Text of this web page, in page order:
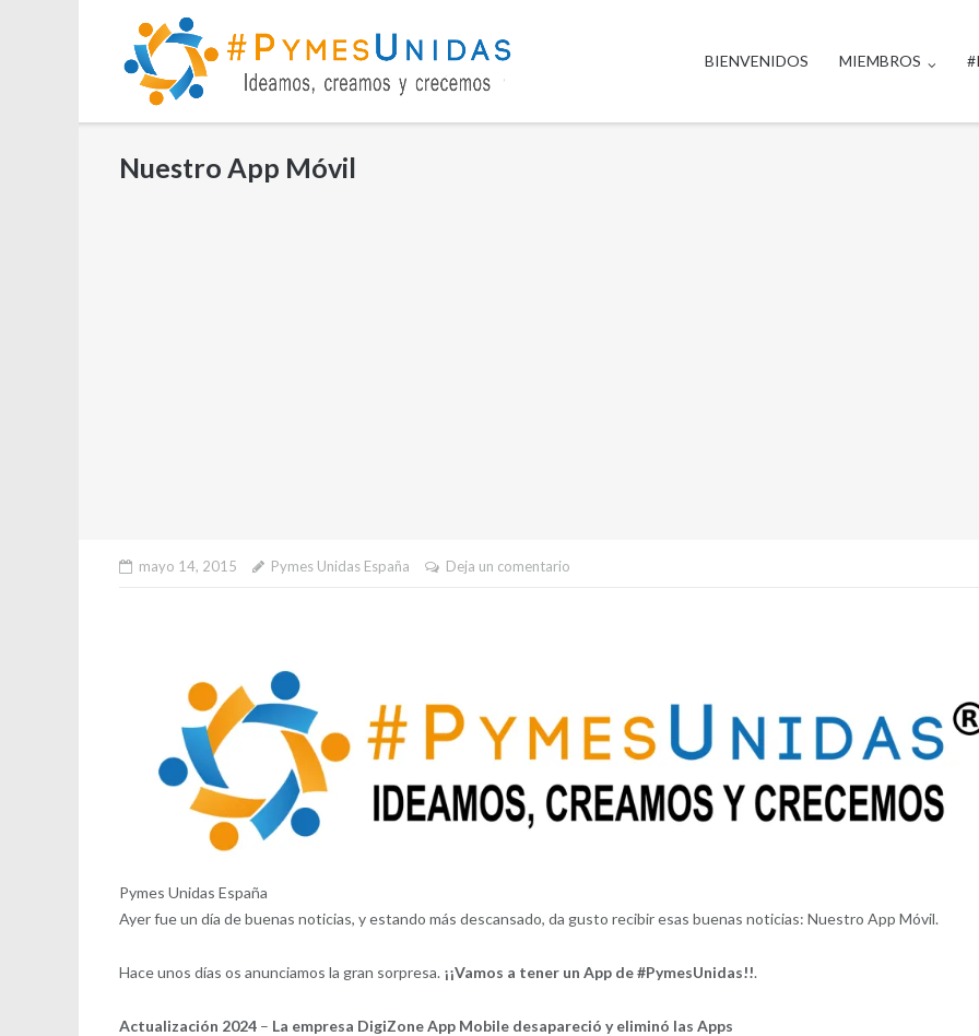
contenido
BIENVENIDOS MIEMBROS
Nuestro App Móvil
mayo 14, 2015 Pymes Unidas España Deja un comentario
Pymes Unidas España
Ayer fue un día de buenas noticias, y estando más descansado, da gusto recibir esas buenas noticias: Nuestro App Móvil.
Hace unos días os anunciamos la gran sorpresa. ¡¡Vamos a tener un App de #PymesUnidas!!.
Actualización 2024 – La empresa DigiZone App Mobile desapareció y eliminó las Apps